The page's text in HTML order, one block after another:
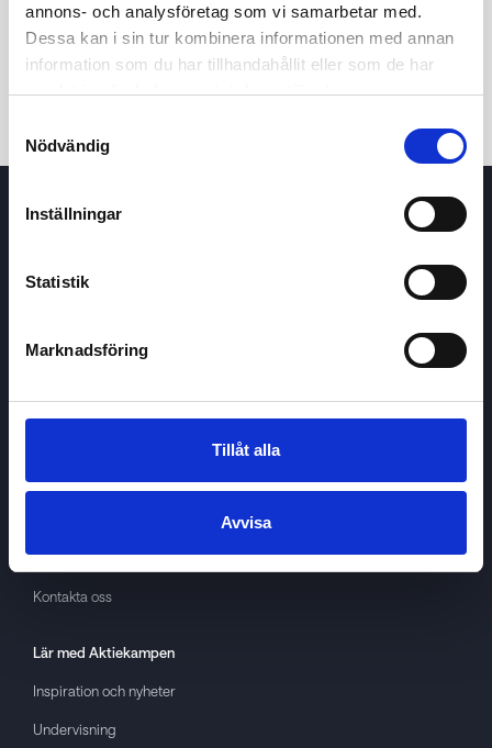
annons- och analysföretag som vi samarbetar med.
Dessa kan i sin tur kombinera informationen med annan
information som du har tillhandahållit eller som de har
samlat in när du har använt deras tjänster.
Nödvändig
Inställningar
Statistik
Marknadsföring
Tillåt alla
Avvisa
Köp / Sälj
OmAktiekampen
About cookies
GDPR
Kontakta oss
Lär med Aktiekampen
Inspiration och nyheter
Undervisning